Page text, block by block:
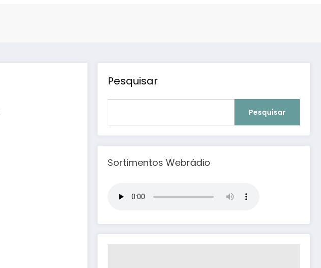
Pesquisar
Pesquisar
Sortimentos Webrádio